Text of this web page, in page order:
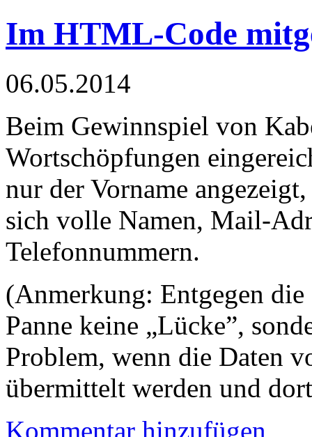
Im HTML-Code
06.05.2014
Beim Gewinnspiel von
Wortschöpfungen
nur der Vorname
sich volle Namen, Mail-
Telefonnummern.
(Anmerkung: Entgegen
Panne keine „Lücke”,
Problem, wenn die Daten
übermittelt werden und
Kommentar hinzufügen